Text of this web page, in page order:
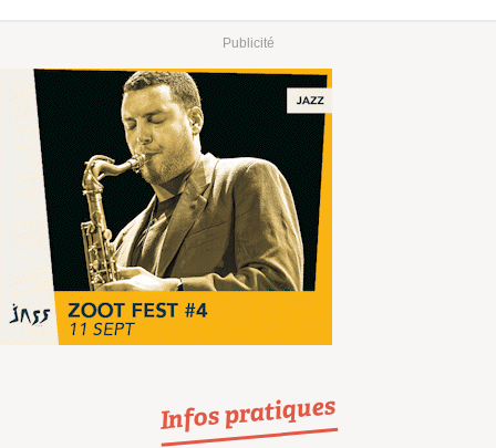
Publicité
Infos pratiques